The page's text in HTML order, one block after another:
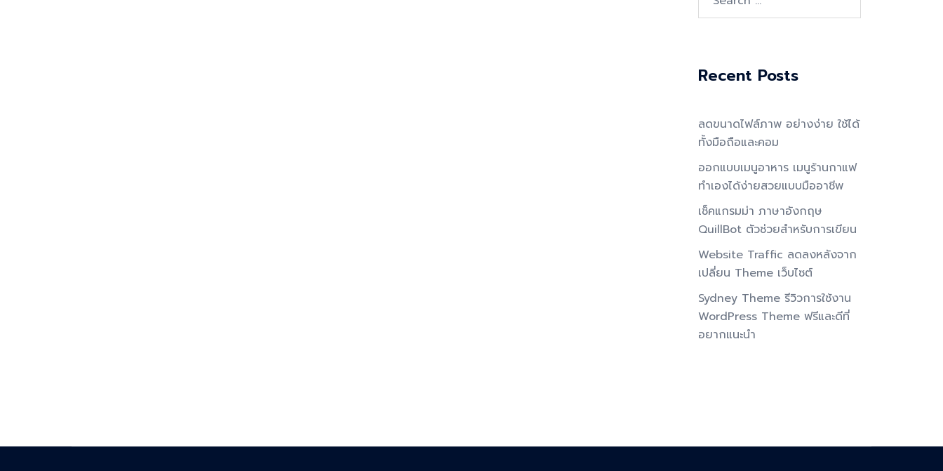
for:
Recent Posts
ลดขนาดไฟล์ภาพ อย่างง่าย ใช้ได้
ทั้งมือถือและคอม
ออกแบบเมนูอาหาร เมนูร้านกาแฟ
ทำเองได้ง่ายสวยแบบมืออาชีพ
เช็คแกรมม่า ภาษาอังกฤษ
QuillBot ตัวช่วยสำหรับการเขียน
Website Traffic ลดลงหลังจาก
เปลี่ยน Theme เว็บไซต์
Sydney Theme รีวิวการใช้งาน
WordPress Theme ฟรีและดีที่
อยากแนะนำ